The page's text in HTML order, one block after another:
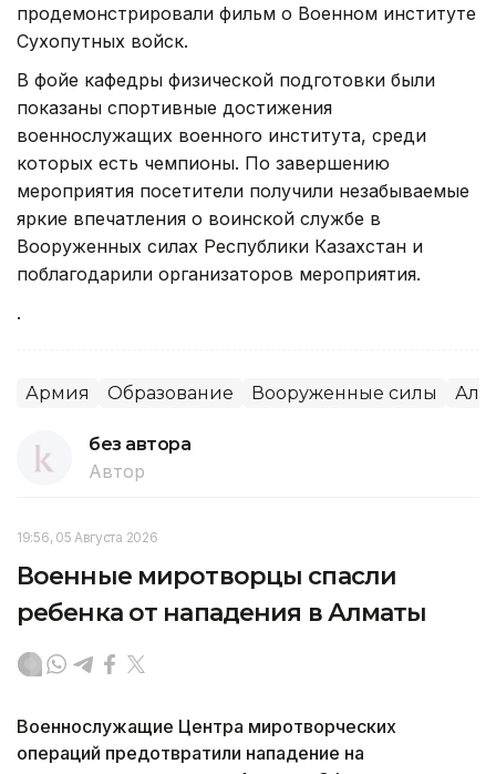
продемонстрировали фильм о Военном институте
Сухопутных войск.
В фойе кафедры физической подготовки были
показаны спортивные достижения
военнослужащих военного института, среди
которых есть чемпионы. По завершению
мероприятия посетители получили незабываемые
яркие впечатления о воинской службе в
Вооруженных силах Республики Казахстан и
поблагодарили организаторов мероприятия.
.
Армия Образование Вооруженные силы
без автора
Автор
19:56, 05 Августа 2026
Военные миротворцы спасли
ребенка от нападения в Алматы
Военнослужащие Центра миротворческих
операций предотвратили нападение на